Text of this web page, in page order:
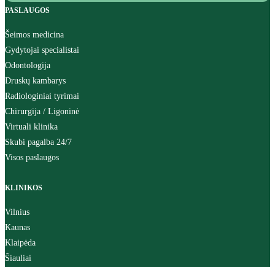
PASLAUGOS
Šeimos medicina
Gydytojai specialistai
Odontologija
Druskų kambarys
Radiologiniai tyrimai
Chirurgija / Ligoninė
Virtuali klinika
Skubi pagalba 24/7
Visos paslaugos
KLINIKOS
Vilnius
Kaunas
Klaipėda
Šiauliai